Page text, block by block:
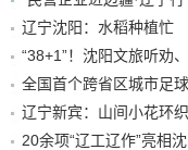
辽宁沈阳：水稻种植忙
辽宁新宾：山间小花环
20余项“辽工辽作”亮相